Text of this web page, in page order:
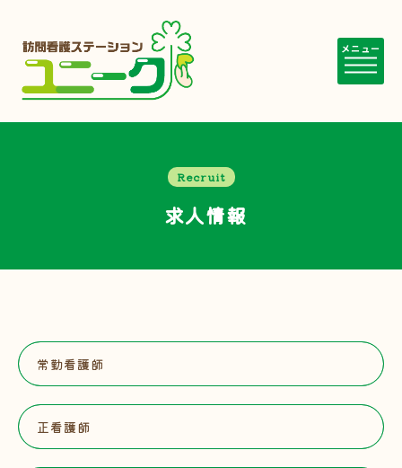
メニュー
Recruit
求人情報
常勤看護師
正看護師